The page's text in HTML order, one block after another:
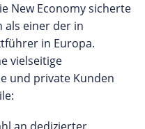
New Economy sicherte
als einer der in
in Europa.
vielseitige
und private Kunden